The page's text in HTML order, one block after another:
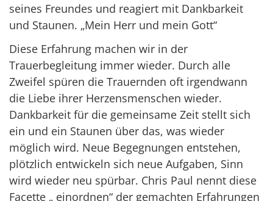
seines Freundes und reagiert mit Dankbarkeit
und Staunen. „Mein Herr und mein Gott“
Diese Erfahrung machen wir in der
Trauerbegleitung immer wieder. Durch alle
Zweifel spüren die Trauernden oft irgendwann
die Liebe ihrer Herzensmenschen wieder.
Dankbarkeit für die gemeinsame Zeit stellt sich
ein und ein Staunen über das, was wieder
möglich wird. Neue Begegnungen entstehen,
plötzlich entwickeln sich neue Aufgaben, Sinn
wird wieder neu spürbar. Chris Paul nennt diese
Facette „ einordnen“ der gemachten Erfahrungen